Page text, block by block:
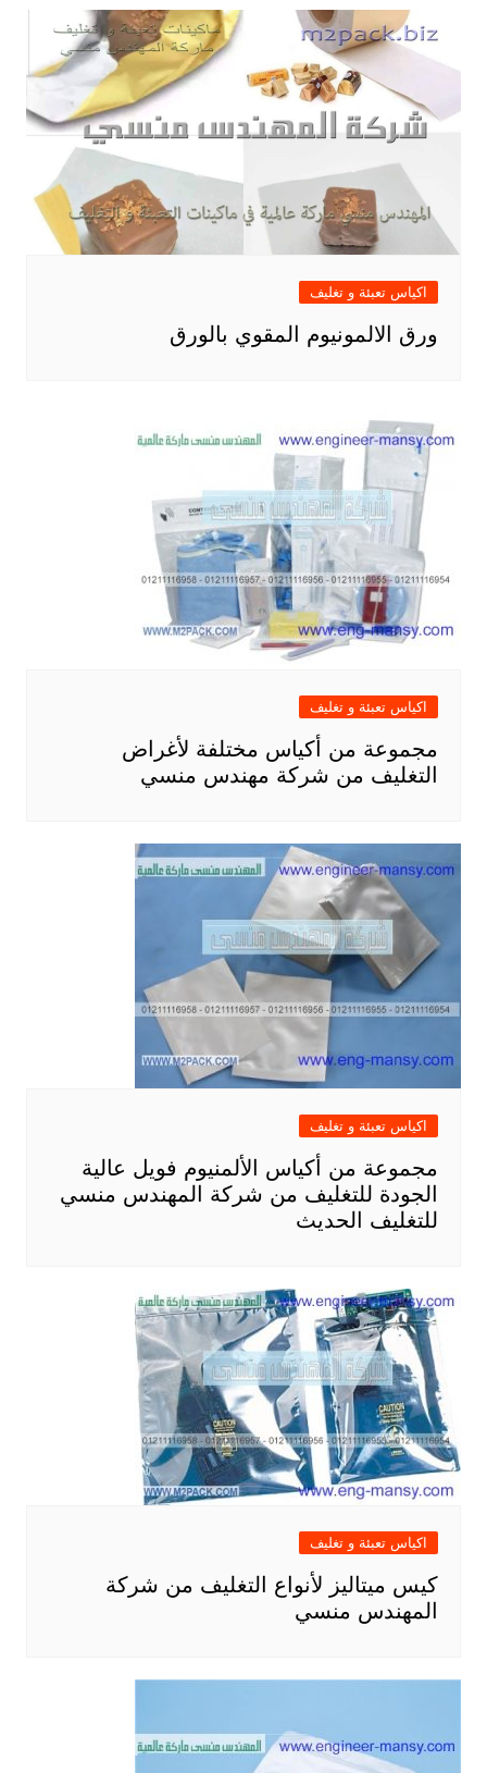
اكياس تعبئة و تغليف
ورق الالمونيوم المقوي بالورق
اكياس تعبئة و تغليف
مجموعة من أكياس مختلفة لأغراض
التغليف من شركة مهندس منسي
اكياس تعبئة و تغليف
مجموعة من أكياس الألمنيوم فويل عالية
الجودة للتغليف من شركة المهندس منسي
للتغليف الحديث
اكياس تعبئة و تغليف
كيس ميتاليز لأنواع التغليف من شركة
المهندس منسي